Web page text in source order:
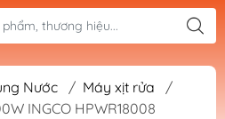
Nước / Máy xịt rửa
/
INGCO HPWR18008